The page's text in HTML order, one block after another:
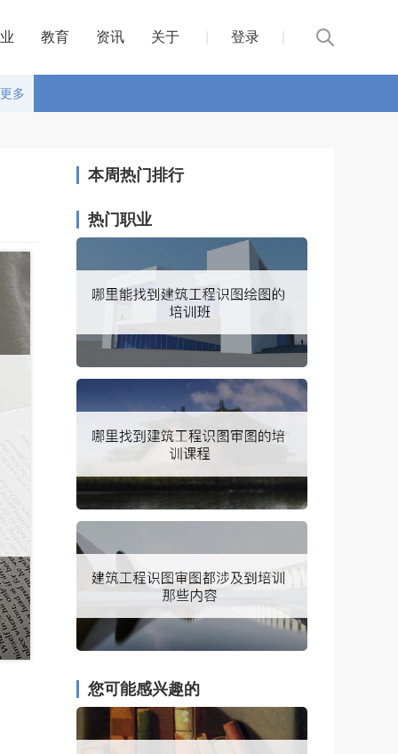
教育 资讯 关于 登录
更多
本周热门排行
热门职业
您可能感兴趣的